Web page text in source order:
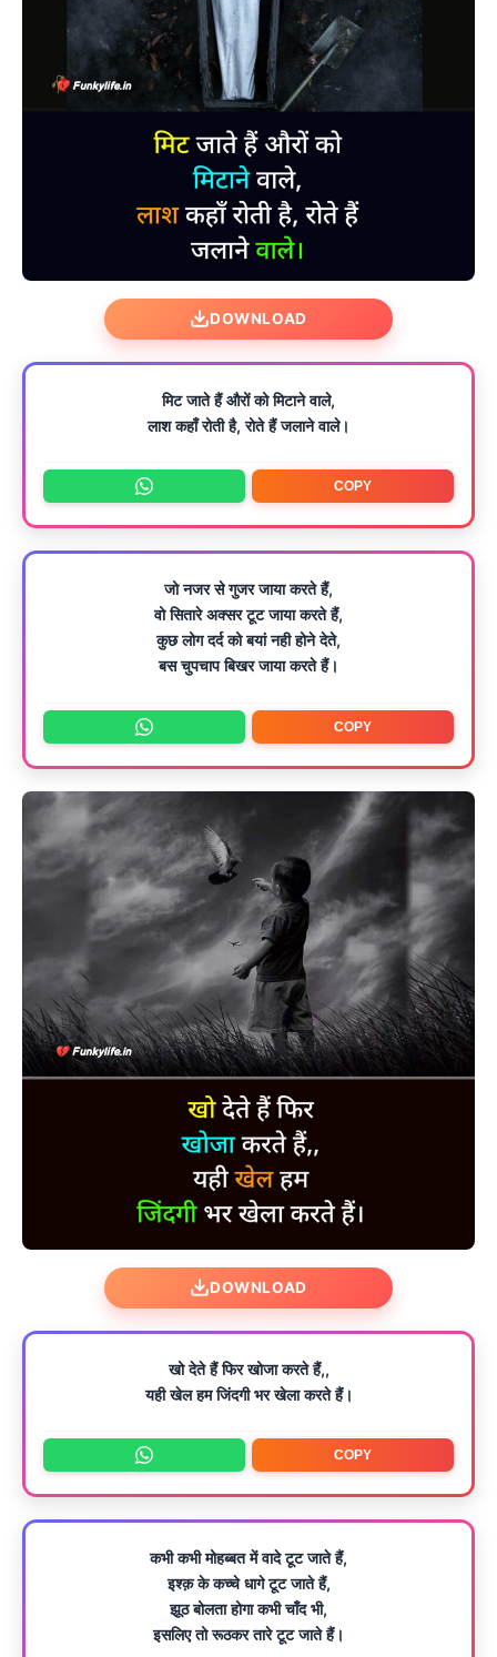
DOWNLOAD
मिट जाते हैं औरों को मिटाने वाले,
लाश कहाँ रोती है, रोते हैं जलाने वाले।
COPY
जो नजर से गुजर जाया करते हैं,
वो सितारे अक्सर टूट जाया करते हैं,
कुछ लोग दर्द को बयां नही होने देते,
बस चुपचाप बिखर जाया करते हैं।
COPY
DOWNLOAD
खो देते हैं फिर खोजा करते हैं,,
यही खेल हम जिंदगी भर खेला करते हैं।
COPY
कभी कभी मोहब्बत में वादे टूट जाते हैं,
इश्क़ के कच्चे धागे टूट जाते हैं,
झूठ बोलता होगा कभी चाँद भी,
इसलिए तो रूठकर तारे टूट जाते हैं।